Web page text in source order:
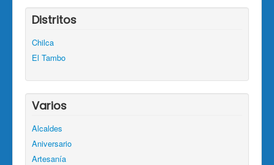
Distritos
Chilca
El Tambo
Varios
Alcaldes
Aniversario
Artesanía